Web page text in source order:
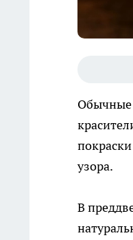
Обычные
узора.
В